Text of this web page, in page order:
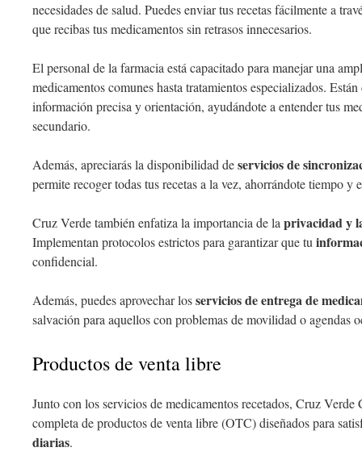
necesidades de salud. Puedes enviar tus recetas fácilmente a
que recibas tus medicamentos sin retrasos innecesarios.
El personal de la farmacia está capacitado para manejar una
medicamentos comunes hasta tratamientos especializados.
información precisa y orientación, ayudándote a entender tus
secundario.
Además, apreciarás la disponibilidad deservicios de
permite recoger todas tus recetas a la vez, ahorrándote tiempo y
Cruz Verde también enfatiza la importancia de la privacidad y
Implementan protocolos estrictos para garantizar que tu
confidencial.
Además, puedes aprovechar losservicios de entrega de
salvación para aquellos con problemas de movilidad o agendas
Productos de venta libre
Junto con los servicios de medicamentos recetados, Cruz Verde
completa de productos de venta libre (OTC) diseñados para
diarias.